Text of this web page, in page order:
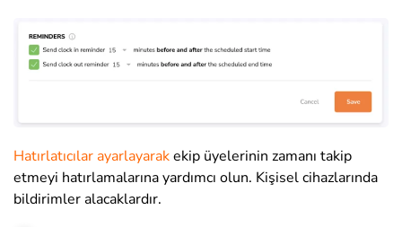
Hatırlatıcılar ayarlayarakekip üyelerinin zamanı takip
etmeyi hatırlamalarına yardımcı olun. Kişisel cihazlarında
bildirimler alacaklardır.